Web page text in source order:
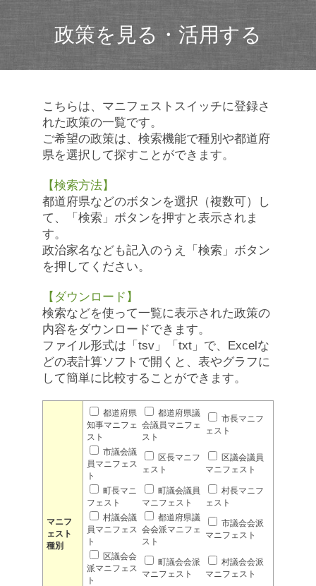
政策を見る・活用する
こちらは、マニフェストスイッチに登録さ
れた政策の一覧です。
ご希望の政策は、検索機能で種別や都道府
県を選択して探すことができます。
【検索方法】
都道府県などのボタンを選択（複数可）し
て、「検索」ボタンを押すと表示されま
す。
政治家名なども記入のうえ「検索」ボタン
を押してください。
【ダウンロード】
検索などを使って一覧に表示された政策の
内容をダウンロードできます。
ファイル形式は「tsv」「txt」で、Excelな
どの表計算ソフトで開くと、表やグラフに
して簡単に比較することができます。
マニフ
ェスト
種別
都道府県
知事マニフェ
スト
都道府県議
会議員マニフェ
スト
市長マニフ
ェスト
市議会議
員マニフェス
ト
区長マニフ
ェスト
区議会議員
マニフェスト
町長マニ
フェスト
町議会議員
マニフェスト
村長マニフ
ェスト
村議会議
員マニフェス
ト
都道府県議
会会派マニフェ
スト
市議会会派
マニフェスト
区議会会
派マニフェス
ト
町議会会派
マニフェスト
村議会会派
マニフェスト